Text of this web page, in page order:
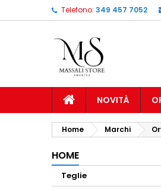
Telefono: 349 457 7052
NOVITÀ
Home Marchi
HOME
Teglie